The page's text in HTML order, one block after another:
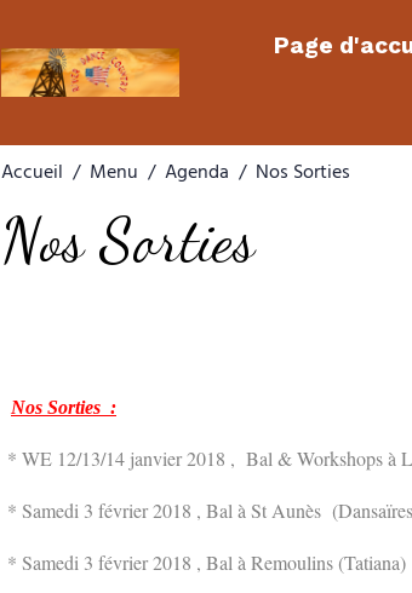
Page
Accueil Menu Agenda Nos Sorties
Nos Sorties
Nos Sorties :
* WE 12/13/14 janvier 2018 , Bal & Workshops à
* Samedi 3 février 2018 , Bal à St Aunès
* Samedi 3 février 2018 , Bal à Remoulins (Tatiana)